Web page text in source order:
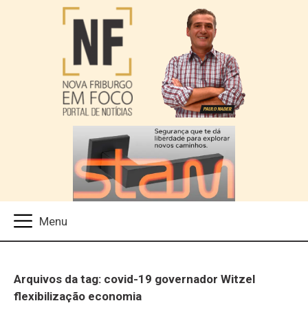
Arquivos da tag: covid-19 governador Witzel
flexibilização economia